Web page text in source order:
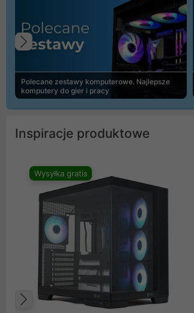
Polecane zestawy komputerowe. Najlepsze
komputery do gier i pracy
Poprzedni
Inspiracje produktowe
Wysyłka gratis